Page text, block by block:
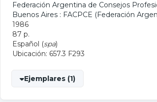
Federación Argentina de Consejos
Buenos Aires : FACPCE (Federación
1986
87 p.
Español (spa)
Ubicación: 657.3 F293
Ejemplares (1)